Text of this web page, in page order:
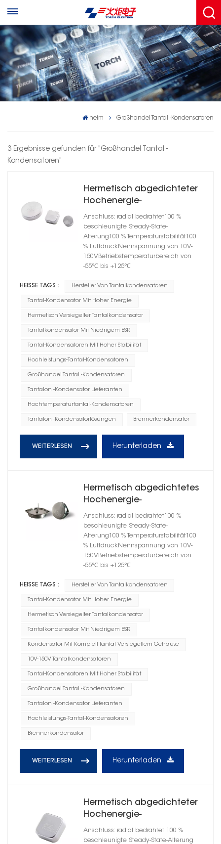
heim Großhandel Tantal -Kondensatoren
3 Ergebnisse gefunden für "Großhandel Tantal -
Kondensatoren"
Hermetisch abgedichteter
Hochenergie-
Tantalkondensator
Anschluss: radial bedrahtet100 %
beschleunigte Steady-State-
Alterung100 % Temperaturstabilität100
% LuftdruckNennspannung von 10V-
150VBetriebstemperaturbereich von
-55℃ bis +125℃
HEISSE TAGS : Hersteller Von Tantalkondensatoren
Tantal-Kondensator Mit Hoher Energie
Hermetisch Versiegelter Tantalkondensator
Tantalkondensator Mit Niedrigem ESR
Tantal-Kondensatoren Mit Hoher Stabilität
Hochleistungs-Tantal-Kondensatoren
Großhandel Tantal -Kondensatoren
Tantalon -Kondensator Lieferanten
Hochtemperaturtantal-Kondensatoren
Tantalon -Kondensatorlösungen Brennerkondensator
WEITERLESEN Herunterladen
Hermetisch abgedichtetes
Hochenergie-
Tantalkondensator-
Flanschgehäuse E
Anschluss: radial bedrahtet100 %
beschleunigte Steady-State-
Alterung100 % Temperaturstabilität100
% LuftdruckNennspannung von 10V-
150VBetriebstemperaturbereich von
-55℃ bis +125℃
HEISSE TAGS : Hersteller Von Tantalkondensatoren
Tantal-Kondensator Mit Hoher Energie
Hermetisch Versiegelter Tantalkondensator
Tantalkondensator Mit Niedrigem ESR
Kondensator Mit Komplett Tantal-Versiegeltem Gehäuse
10V-150V Tantalkondensatoren
Tantal-Kondensatoren Mit Hoher Stabilität
Großhandel Tantal -Kondensatoren
Tantalon -Kondensator Lieferanten
Hochleistungs-Tantal-Kondensatoren
Brennerkondensator
WEITERLESEN Herunterladen
Hermetisch abgedichteter
Hochenergie-
Tantalkondensator im
quadratischen Gehäuse E
Anschluss: radial bedrahtet 100 %
beschleunigte Steady-State-Alterung